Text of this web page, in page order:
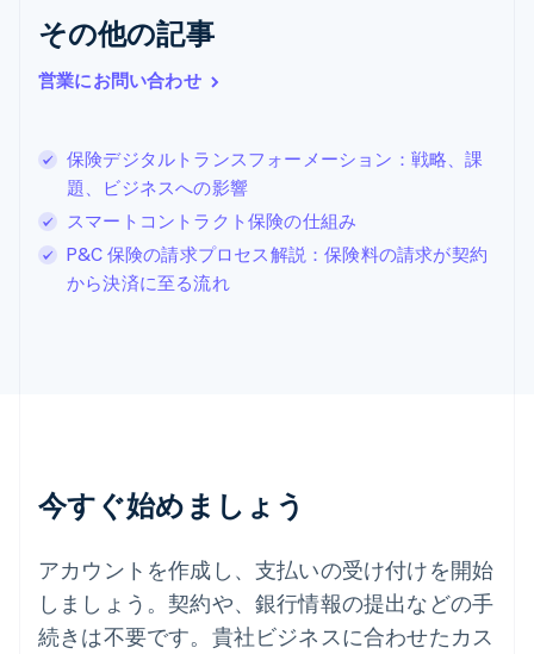
その他の記事
営業にお問い合わせ
保険デジタルトランスフォーメーション：戦略、課
題、ビジネスへの影響
スマートコントラクト保険の仕組み
P&C 保険の請求プロセス解説：保険料の請求が契約
から決済に至る流れ
今すぐ始めましょう
アカウントを作成し、支払いの受け付けを開始
しましょう。契約や、銀行情報の提出などの手
続きは不要です。貴社ビジネスに合わせたカス
EnglishItaliano
ジブラルタル
English
シンガポール
スイス
DeutschFrançais ItalianoEnglish
スウェーデン
Svenska English
スペイン
EspañolEnglish
スロバキア
English
Deutsch English
ニュージーランド
English
ノルウェー